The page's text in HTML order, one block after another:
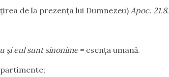
de la prezenţa lui Dumnezeu)Apoc. 21.8.
şi eul sunt sinonime= esenţa umană.